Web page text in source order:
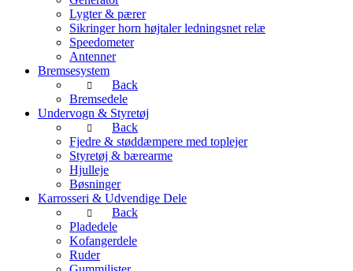
Lygter & pærer
Sikringer horn højtaler ledningsnet relæ
Speedometer
Antenner
Bremsesystem
Back
Bremsedele
Undervogn & Styretøj
Back
Fjedre & støddæmpere med toplejer
Styretøj & bærearme
Hjulleje
Bøsninger
Karrosseri & Udvendige Dele
Back
Pladedele
Kofangerdele
Ruder